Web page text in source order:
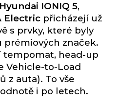
Hyundai IONIQ 5,
Electric přicházejí už
s prvky, které byly
prémiových značek.
tempomat, head-up
Vehicle-to-Load
z auta). To vše
i po letech.